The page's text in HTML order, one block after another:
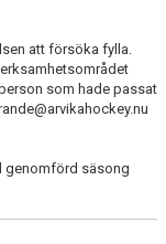
att försöka fylla.
som hade passat
genomförd säsong